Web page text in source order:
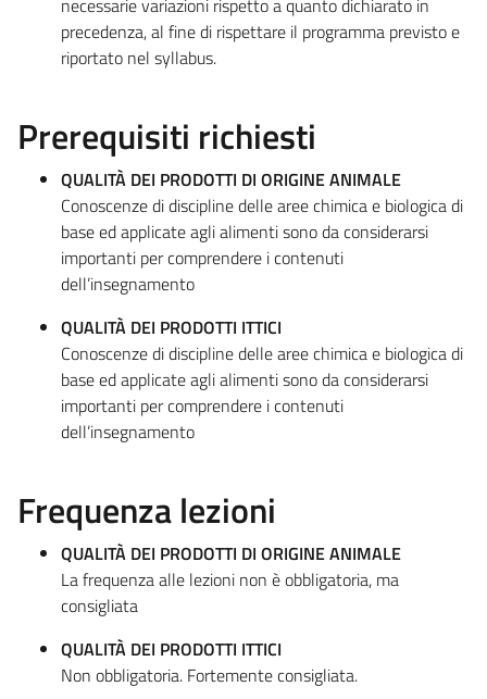
necessarie variazioni rispetto a quanto dichiarato in
precedenza, al fine di rispettare il programma previsto e
riportato nel syllabus.
Prerequisiti richiesti
QUALITÀ DEI PRODOTTI DI ORIGINE ANIMALE
Conoscenze di discipline delle aree chimica e biologica di
base ed applicate agli alimenti sono da considerarsi
importanti per comprendere i contenuti
dell’insegnamento
QUALITÀ DEI PRODOTTI ITTICI
Conoscenze di discipline delle aree chimica e biologica di
base ed applicate agli alimenti sono da considerarsi
importanti per comprendere i contenuti
dell’insegnamento
Frequenza lezioni
QUALITÀ DEI PRODOTTI DI ORIGINE ANIMALE
La frequenza alle lezioni non è obbligatoria, ma
consigliata
QUALITÀ DEI PRODOTTI ITTICI
Non obbligatoria. Fortemente consigliata.